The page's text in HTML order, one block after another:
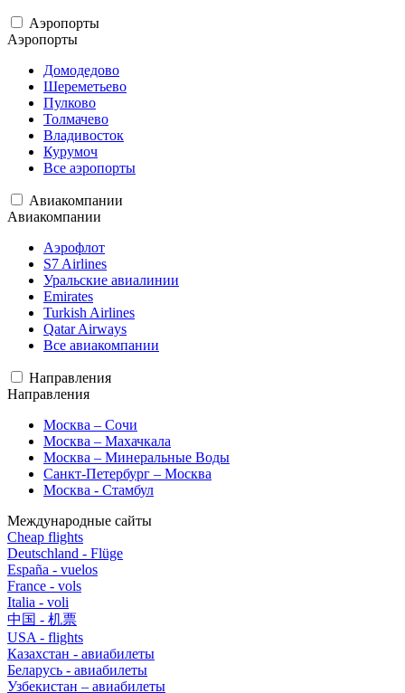
Аэропорты
Аэропорты
Домодедово
Шереметьево
Пулково
Толмачево
Владивосток
Курумоч
Все аэропорты
Авиакомпании
Авиакомпании
Аэрофлот
S7 Airlines
Уральские авиалинии
Emirates
Turkish Airlines
Qatar Airways
Все авиакомпании
Направления
Направления
Москва – Сочи
Москва – Махачкала
Москва – Минеральные Воды
Санкт-Петербург – Москва
Москва - Стамбул
Международные сайты
Cheap flights
Deutschland - Flüge
España - vuelos
France - vols
Italia - voli
中国 - 机票
USA - flights
Казахстан - авиабилеты
Беларусь - авиабилеты
Узбекистан – авиабилеты